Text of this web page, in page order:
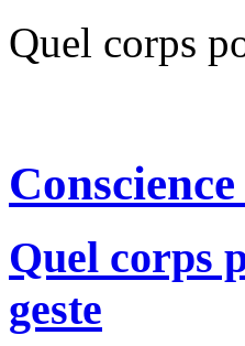
Quel corps
Quel corps
geste